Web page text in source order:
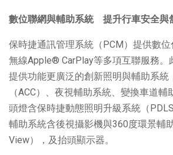
數位聯網與輔助系統 提升行車安全與
保時捷通訊管理系統（PCM）提供數
無線Apple® CarPlay等多項互聯服務。
提供功能更廣泛的創新照明與輔助系統
（ACC）、夜視輔助系統、變換車道
頭燈含保時捷動態照明升級系統（
輔助系統含後視攝影機與360度環景輔
View），及抬頭顯示器。